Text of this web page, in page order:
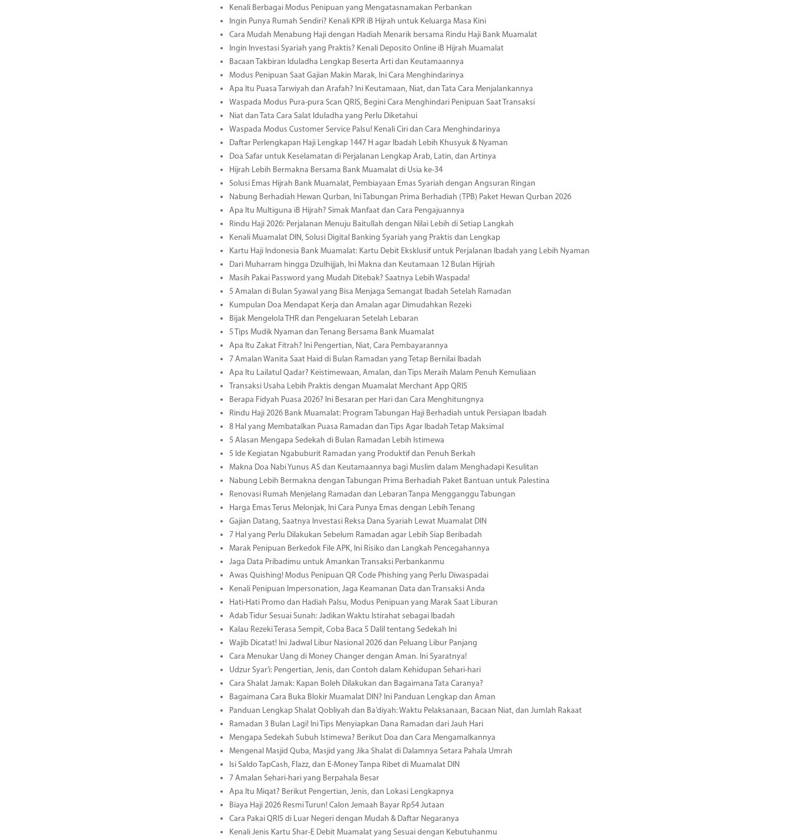
Kenali Berbagai Modus Penipuan yang Mengatasnamakan Perbankan
Ingin Punya Rumah Sendiri? Kenali KPR iB Hijrah untuk Keluarga Masa Kini
Cara Mudah Menabung Haji dengan Hadiah Menarik bersama Rindu Haji Bank Muamalat
Ingin Investasi Syariah yang Praktis? Kenali Deposito Online iB Hijrah Muamalat
Bacaan Takbiran Iduladha Lengkap Beserta Arti dan Keutamaannya
Modus Penipuan Saat Gajian Makin Marak, Ini Cara Menghindarinya
Apa Itu Puasa Tarwiyah dan Arafah? Ini Keutamaan, Niat, dan Tata Cara Menjalankannya
Waspada Modus Pura-pura Scan QRIS, Begini Cara Menghindari Penipuan Saat Transaksi
Niat dan Tata Cara Salat Iduladha yang Perlu Diketahui
Waspada Modus Customer Service Palsu! Kenali Ciri dan Cara Menghindarinya
Daftar Perlengkapan Haji Lengkap 1447 H agar Ibadah Lebih Khusyuk & Nyaman
Doa Safar untuk Keselamatan di Perjalanan Lengkap Arab, Latin, dan Artinya
Hijrah Lebih Bermakna Bersama Bank Muamalat di Usia ke-34
Solusi Emas Hijrah Bank Muamalat, Pembiayaan Emas Syariah dengan Angsuran Ringan
Nabung Berhadiah Hewan Qurban, Ini Tabungan Prima Berhadiah (TPB) Paket Hewan Qurban 2026
Apa Itu Multiguna iB Hijrah? Simak Manfaat dan Cara Pengajuannya
Rindu Haji 2026: Perjalanan Menuju Baitullah dengan Nilai Lebih di Setiap Langkah
Kenali Muamalat DIN, Solusi Digital Banking Syariah yang Praktis dan Lengkap
Kartu Haji Indonesia Bank Muamalat: Kartu Debit Eksklusif untuk Perjalanan Ibadah yang Lebih Nyaman
Dari Muharram hingga Dzulhijjah, Ini Makna dan Keutamaan 12 Bulan Hijriah
Masih Pakai Password yang Mudah Ditebak? Saatnya Lebih Waspada!
5 Amalan di Bulan Syawal yang Bisa Menjaga Semangat Ibadah Setelah Ramadan
Kumpulan Doa Mendapat Kerja dan Amalan agar Dimudahkan Rezeki
Bijak Mengelola THR dan Pengeluaran Setelah Lebaran
5 Tips Mudik Nyaman dan Tenang Bersama Bank Muamalat
Apa Itu Zakat Fitrah? Ini Pengertian, Niat, Cara Pembayarannya
7 Amalan Wanita Saat Haid di Bulan Ramadan yang Tetap Bernilai Ibadah
Apa Itu Lailatul Qadar? Keistimewaan, Amalan, dan Tips Meraih Malam Penuh Kemuliaan
Transaksi Usaha Lebih Praktis dengan Muamalat Merchant App QRIS
Berapa Fidyah Puasa 2026? Ini Besaran per Hari dan Cara Menghitungnya
Rindu Haji 2026 Bank Muamalat: Program Tabungan Haji Berhadiah untuk Persiapan Ibadah
8 Hal yang Membatalkan Puasa Ramadan dan Tips Agar Ibadah Tetap Maksimal
5 Alasan Mengapa Sedekah di Bulan Ramadan Lebih Istimewa
5 Ide Kegiatan Ngabuburit Ramadan yang Produktif dan Penuh Berkah
Makna Doa Nabi Yunus AS dan Keutamaannya bagi Muslim dalam Menghadapi Kesulitan
Nabung Lebih Bermakna dengan Tabungan Prima Berhadiah Paket Bantuan untuk Palestina
Renovasi Rumah Menjelang Ramadan dan Lebaran Tanpa Mengganggu Tabungan
Harga Emas Terus Melonjak, Ini Cara Punya Emas dengan Lebih Tenang
Gajian Datang, Saatnya Investasi Reksa Dana Syariah Lewat Muamalat DIN
7 Hal yang Perlu Dilakukan Sebelum Ramadan agar Lebih Siap Beribadah
Marak Penipuan Berkedok File APK, Ini Risiko dan Langkah Pencegahannya
Jaga Data Pribadimu untuk Amankan Transaksi Perbankanmu
Awas Quishing! Modus Penipuan QR Code Phishing yang Perlu Diwaspadai
Kenali Penipuan Impersonation, Jaga Keamanan Data dan Transaksi Anda
Hati-Hati Promo dan Hadiah Palsu, Modus Penipuan yang Marak Saat Liburan
Adab Tidur Sesuai Sunah: Jadikan Waktu Istirahat sebagai Ibadah
Kalau Rezeki Terasa Sempit, Coba Baca 5 Dalil tentang Sedekah Ini
Wajib Dicatat! Ini Jadwal Libur Nasional 2026 dan Peluang Libur Panjang
Cara Menukar Uang di Money Changer dengan Aman. Ini Syaratnya!
Udzur Syar’i: Pengertian, Jenis, dan Contoh dalam Kehidupan Sehari-hari
Cara Shalat Jamak: Kapan Boleh Dilakukan dan Bagaimana Tata Caranya?
Bagaimana Cara Buka Blokir Muamalat DIN? Ini Panduan Lengkap dan Aman
Panduan Lengkap Shalat Qobliyah dan Ba’diyah: Waktu Pelaksanaan, Bacaan Niat, dan Jumlah Rakaat
Ramadan 3 Bulan Lagi! Ini Tips Menyiapkan Dana Ramadan dari Jauh Hari
Mengapa Sedekah Subuh Istimewa? Berikut Doa dan Cara Mengamalkannya
Mengenal Masjid Quba, Masjid yang Jika Shalat di Dalamnya Setara Pahala Umrah
Isi Saldo TapCash, Flazz, dan E-Money Tanpa Ribet di Muamalat DIN
7 Amalan Sehari-hari yang Berpahala Besar
Apa Itu Miqat? Berikut Pengertian, Jenis, dan Lokasi Lengkapnya
Biaya Haji 2026 Resmi Turun! Calon Jemaah Bayar Rp54 Jutaan
Cara Pakai QRIS di Luar Negeri dengan Mudah & Daftar Negaranya
Kenali Jenis Kartu Shar-E Debit Muamalat yang Sesuai dengan Kebutuhanmu